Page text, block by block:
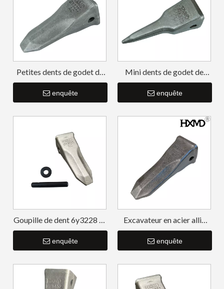
Petites dents de godet de
pelle rétro de forage E307
6Y3222RC
enquête
Mini dents de godet de
pelle rétro Tiger CAT E325
7T3402TL
enquête
Goupille de dent 6y3228 et
dispositif de retenue
8e6259 pour dent de godet
6Y3222
enquête
Excavateur en acier allié
Caterpillar E315 forgeant
la dent de seau 1U3302RC
enquête